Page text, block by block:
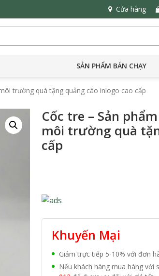
Cửa hàng
SẢN PHẨM BÁN CHẠY
trường quà tặng quảng cáo inlogo cao cấp
Cốc tre – Sản
môi trường quà
cấp
Khuyến Mại
Giảm trực tiếp 5-10% với đơn
Nếu khách hàng mua hàng với